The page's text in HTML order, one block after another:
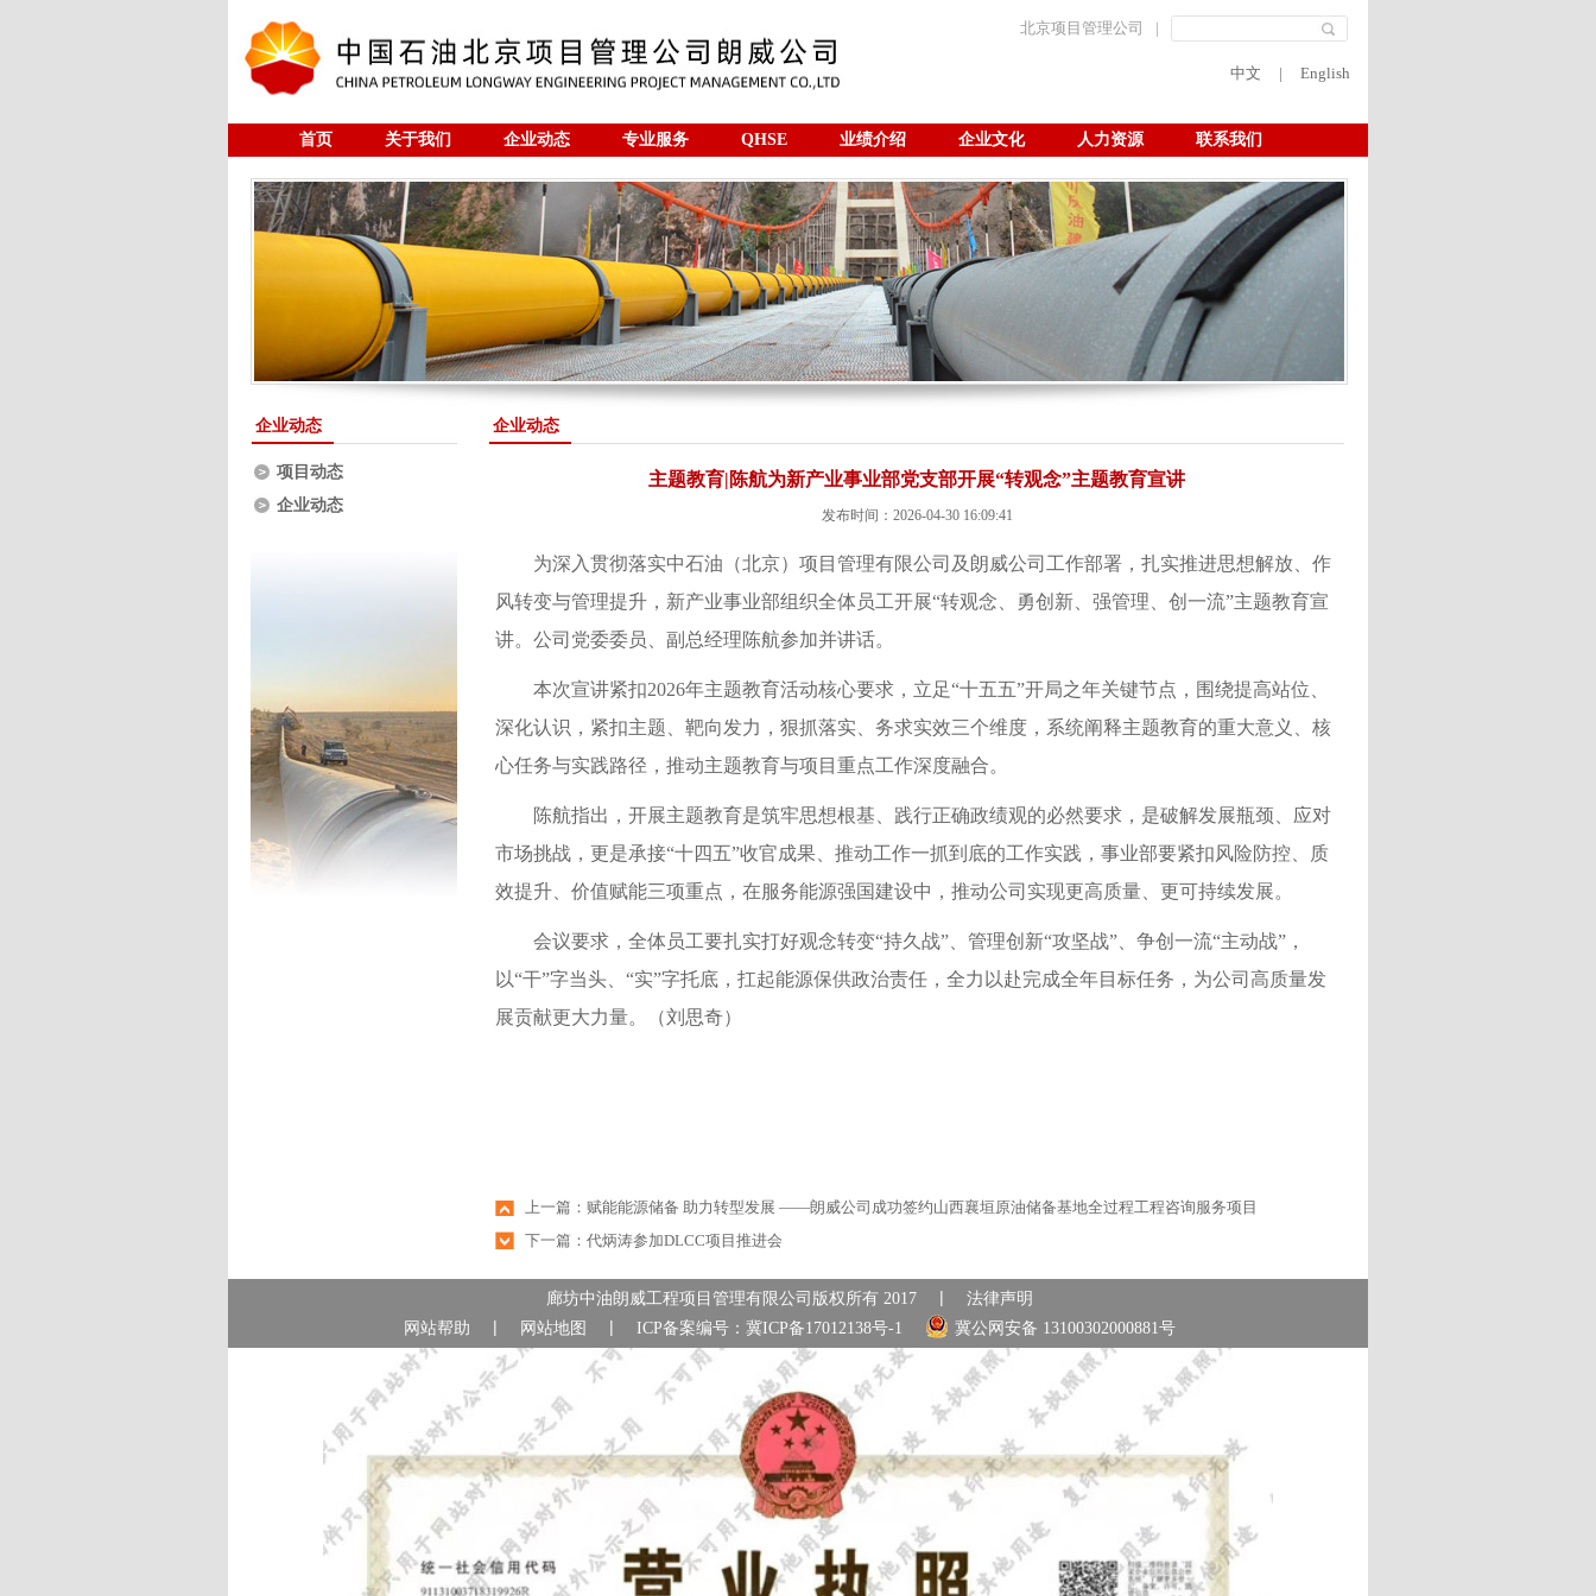
北京项目管理公司 |
中文 | English
首页 关于我们 企业动态 专业服务 QHSE 业绩介绍 企业文化 人力资源
联系我们
企业动态
项目动态
企业动态
企业动态
主题教育|陈航为新产业事业部党支部开展“转观念”主题教育宣讲
发布时间：2026-04-30 16:09:41
为深入贯彻落实中石油（北京）项目管理有限公司 及朗威公司 工作部署，扎实推进思想解放、作
风转变与管理提升， 新产业事业部组织全体员工开展“转观念、勇创新、强管理、创一流”主题教育宣
讲。 公司党委委员、副总经理陈航参加并讲话。
本次宣讲紧扣2026年主题教育活动核心要求，立足“十五五”开局之年关键节点，围绕提高站位、
深化认识，紧扣主题、靶向发力，狠抓落实、务求实效三个维度，系统阐释主题教育的重大意义、核
心任务与实践路径，推动主题教育与项目 重点工作深度融合。
陈航指出，开展主题教育是筑牢思想根基、践行正确政绩观的必然要求，是破解发展瓶颈、应对
市场挑战，更是承接“十四五”收官成果、推动工作一抓到底的工作实践 ， 事业部要紧扣风险防控、质
效提升、价值赋能三项重点，在服务能源强国建设中，推动公司实现更高质量、更可持续发展。
会议要求， 全体员工要扎实打好观念转变“持久战”、管理创新“攻坚战”、争创一流“主动战”，
以“干”字当头、“实”字托底，扛起能源保供政治责任，全力以赴完成全年目标任务，为公司高质量发
展贡献更大力量。
（刘思奇）
上一篇： 赋能能源储备 助力转型发展 ——朗威公司成功签约山西襄垣原油储备基地全过程工程咨询服务项目
下一篇： 代炳涛参加DLCC项目推进会
廊坊中油朗威工程项目管理有限公司版权所有 2017 |
法律声明
网站帮助
| 网站地图 | ICP备案编号： 冀ICP备17012138号-1 冀公网安备 13100302000881号